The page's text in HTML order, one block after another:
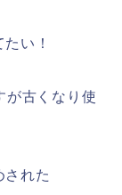
い！
が古くなり使
された